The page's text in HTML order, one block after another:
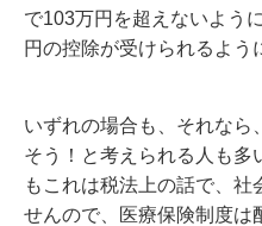
で103万円を超えないよう
円の控除が受けられるよう
いずれの場合も、それなら
そう！と考えられる人も多
もこれは税法上の話で、社
せんので、医療保険制度は